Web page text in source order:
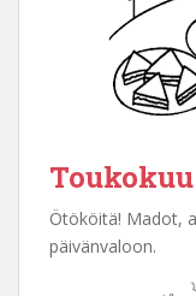
Toukokuu
Ötököitä! Madot,
päivänvaloon.